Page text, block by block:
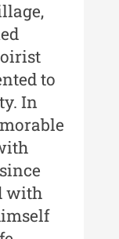
al
al
al
și
to
In
with